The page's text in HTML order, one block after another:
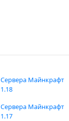
Сервера Майнкрафт
1.18
Сервера Майнкрафт
1.17